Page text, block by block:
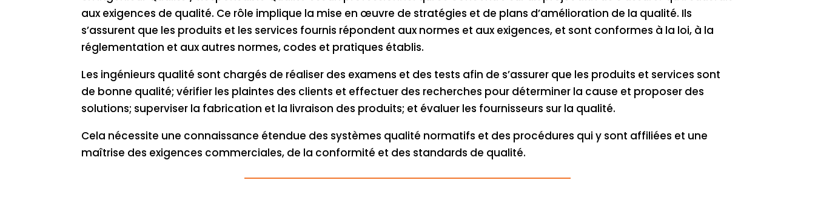
aux exigences de qualité. Ce rôle implique la mise en œuvre de stratégies et de plans d’amélioration de la qualité. Ils
s’assurent que les produits et les services fournis répondent aux normes et aux exigences, et sont conformes à la loi, à la
réglementation et aux autres normes, codes et pratiques établis.
Les ingénieurs qualité sont chargés de réaliser des examens et des tests afin de s’assurer que les produits et services sont
de bonne qualité; vérifier les plaintes des clients et effectuer des recherches pour déterminer la cause et proposer des
solutions; superviser la fabrication et la livraison des produits; et évaluer les fournisseurs sur la qualité.
Cela nécessite une connaissance étendue des systèmes qualité normatifs et des procédures qui y sont affiliées et une
maîtrise des exigences commerciales, de la conformité et des standards de qualité.